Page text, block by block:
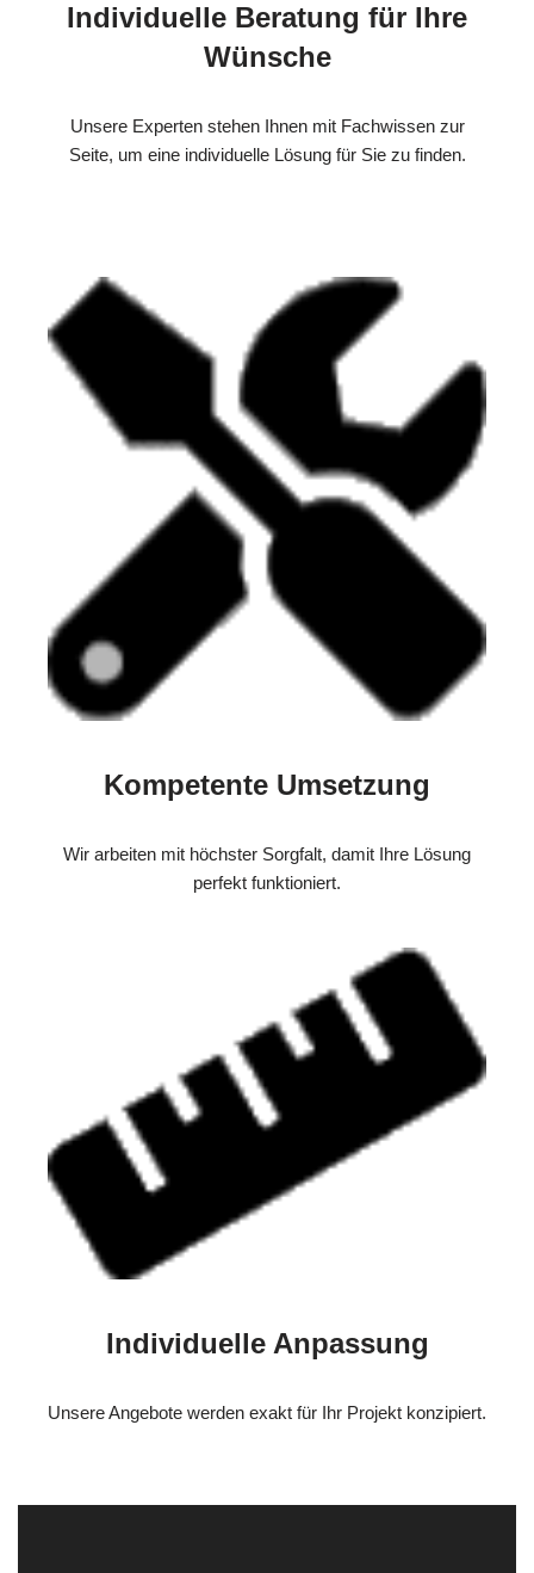
Individuelle Beratung für Ihre
Wünsche
Unsere Experten stehen Ihnen mit Fachwissen zur
Seite, um eine individuelle Lösung für Sie zu finden.
Kompetente Umsetzung
Wir arbeiten mit höchster Sorgfalt, damit Ihre Lösung
perfekt funktioniert.
Individuelle Anpassung
Unsere Angebote werden exakt für Ihr Projekt konzipiert.